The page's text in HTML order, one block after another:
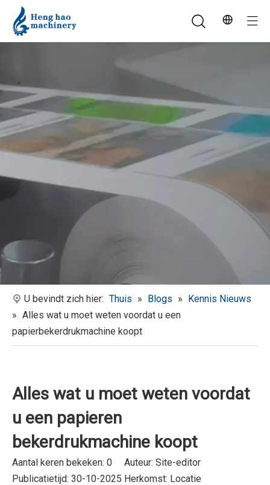
U bevindt zich hier: Thuis » Blogs » Kennis Nieuws
» Alles wat u moet weten voordat u een
papierbekerdrukmachine koopt
Alles wat u moet weten voordat
u een papieren
bekerdrukmachine koopt
Aantal keren bekeken: 0 Auteur: Site-editor
Publicatietijd: 30-10-2025 Herkomst: Locatie